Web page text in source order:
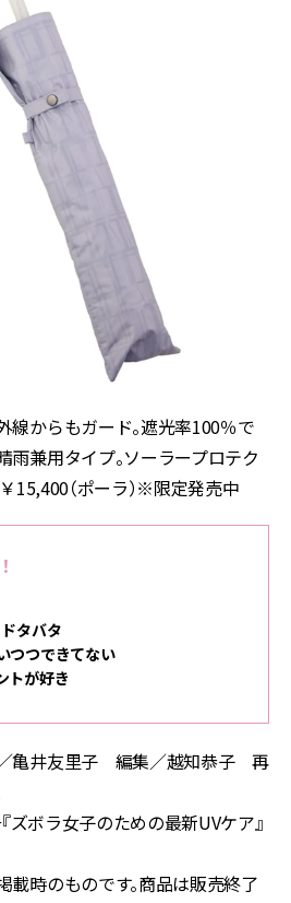
線からもガード。遮光率100％で
兼用タイプ。ソーラープロテク
15,400（ポーラ）※限定発売中
タバタ
つつできてない
トが好き
亀井友里子 編集／越知恭子 再
ズボラ女子のための最新UVケア』
時のものです。商品は販売終了